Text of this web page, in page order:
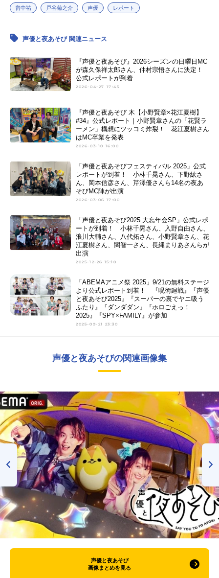
畠中祐 戸谷菊之介 声優 レポート
声優と夜あそび 関連ニュース
『声優と夜あそび』2026シーズンの日曜日MC
が森久保祥太郎さん、仲村宗悟さんに決定！
公式レポートが到着
2026-04-27 17:45
『声優と夜あそび 木【小野賢章×花江夏樹】
#34』公式レポート｜小野賢章さんの「花賢ラ
ーメン」構想にツッコミ炸裂！ 花江夏樹さん
はMC卒業を発表
2026-03-10 16:00
「声優と夜あそびフェスティバル 2025」公式
レポートが到着！ 小林千晃さん、下野紘さ
ん、岡本信彦さん、芹澤優さんら14名の夜あ
そびMC陣が出演
2026-03-06 17:00
「声優と夜あそび2025 大忘年会SP」公式レポ
ートが到着！ 小林千晃さん、入野自由さん、
浪川大輔さん、八代拓さん、小野賢章さん、花
江夏樹さん、関智一さん、長縄まりあさんらが
出演
2025-12-26 15:10
「ABEMAアニメ祭 2025」9/21の無料ステージ
より公式レポート到着！ 『呪術廻戦』『声優
と夜あそび2025』『スーパーの裏でヤニ吸う
ふたり』『ダンダダン』『ホロごえっ！
2025』『SPY×FAMILY』が参加
2025-09-21 23:30
声優と夜あそびの関連画像集
声優と夜あそび
画像まとめを見る